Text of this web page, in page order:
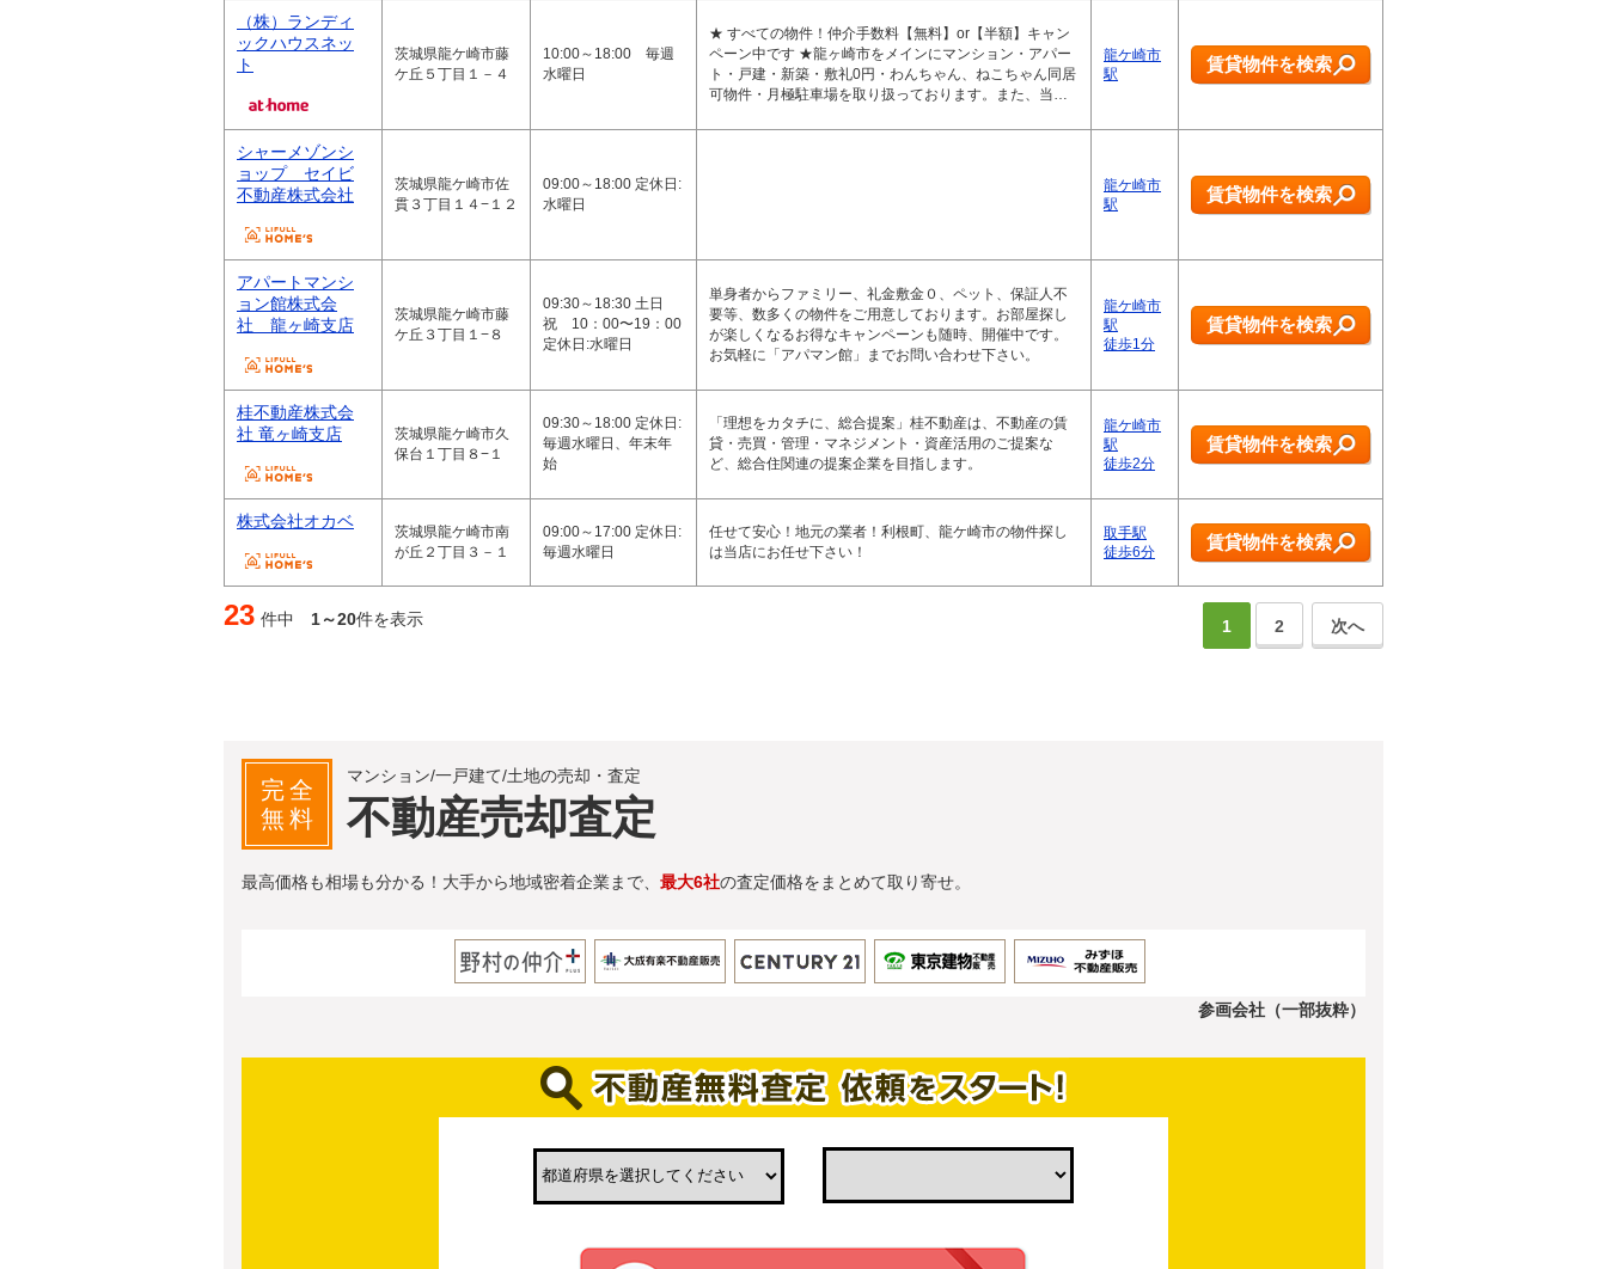
（株）ランディ
ックハウスネッ
ト
茨城県龍ケ崎市藤
ケ丘５丁目１－４
10:00～18:00 毎週
水曜日
★ すべての物件！仲介手数料【無料】or【半額】キャン
ペーン中です ★龍ヶ崎市をメインにマンション・アパー
ト・戸建・新築・敷礼0円・わんちゃん、ねこちゃん同居
可物件・月極駐車場を取り扱っております。また、当…
龍ケ崎市
駅
賃貸物件を検索
シャーメゾンシ
ョップ セイビ
不動産株式会社
茨城県龍ケ崎市佐
貫３丁目１４−１２
09:00～18:00 定休日:
水曜日
龍ケ崎市
駅
賃貸物件を検索
アパートマンシ
ョン館株式会
社 龍ヶ崎支店
茨城県龍ケ崎市藤
ケ丘３丁目１−８
09:30～18:30 土日
祝 10：00〜19：00
定休日:水曜日
単身者からファミリー、礼金敷金０、ペット、保証人不
要等、数多くの物件をご用意しております。お部屋探し
が楽しくなるお得なキャンペーンも随時、開催中です。
お気軽に「アパマン館」までお問い合わせ下さい。
龍ケ崎市
駅
徒歩1分
賃貸物件を検索
桂不動産株式会
社 竜ヶ崎支店
茨城県龍ケ崎市久
保台１丁目８−１
09:30～18:00 定休日:
毎週水曜日、年末年
始
「理想をカタチに、総合提案」桂不動産は、不動産の賃
貸・売買・管理・マネジメント・資産活用のご提案な
ど、総合住関連の提案企業を目指します。
龍ケ崎市
駅
徒歩2分
賃貸物件を検索
株式会社オカベ
茨城県龍ケ崎市南
が丘２丁目３－１
09:00～17:00 定休日:
毎週水曜日
任せて安心！地元の業者！利根町、龍ケ崎市の物件探し
は当店にお任せ下さい！
取手駅
徒歩6分
賃貸物件を検索
23 件中 1～20件を表示 1 2 次へ
完全
無料
マンション/一戸建て/土地の売却・査定
不動産売却査定
最高価格も相場も分かる！大手から地域密着企業まで、 最大6社の査定価格をまとめて取り寄せ。
参画会社（一部抜粋）